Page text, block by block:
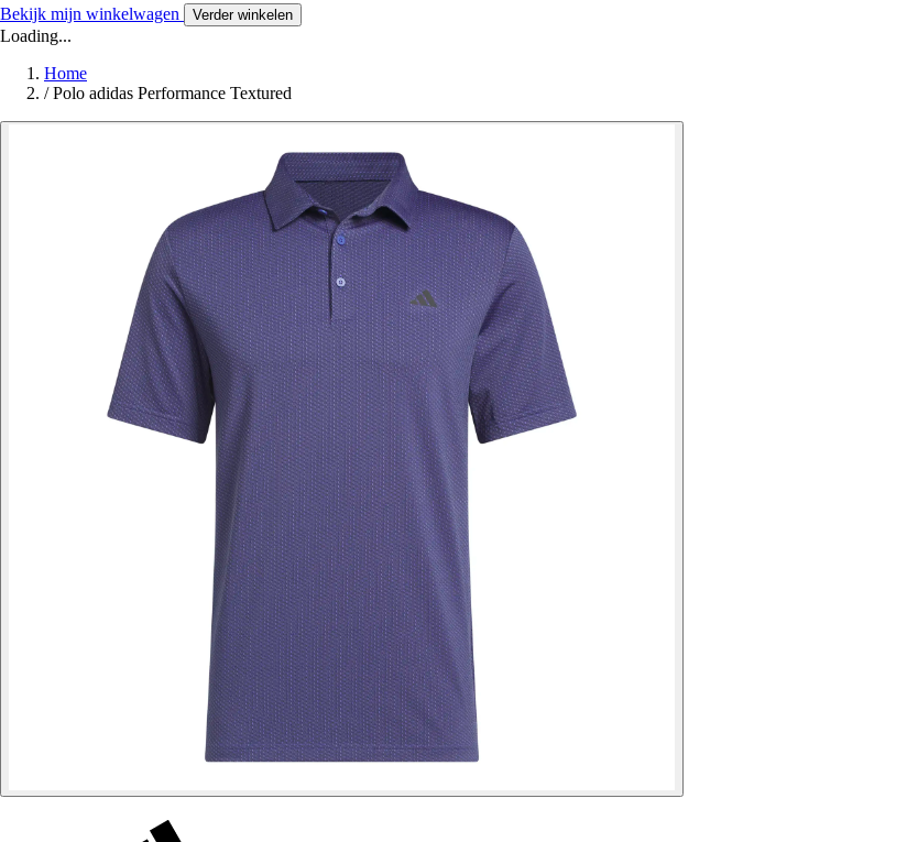
Bekijk mijn winkelwagen Verder winkelen
Loading...
Home
/ Polo adidas Performance Textured